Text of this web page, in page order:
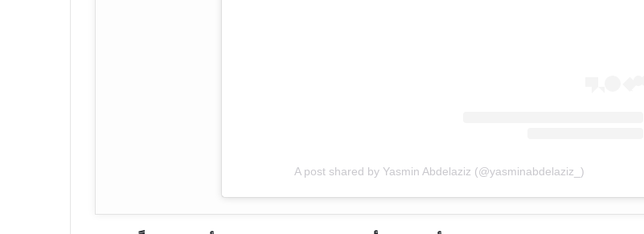
A post shared by Yasmin Abdelaziz (@yasminabdelaziz_)